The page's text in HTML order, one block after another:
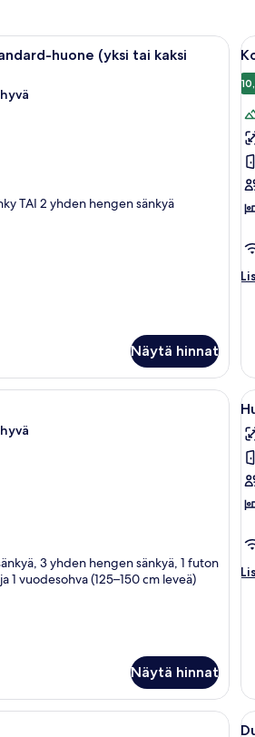
televisio. Makuuhuoneessa on sänky,
huone (yksi tai kaksi
TAI 2 yhden hengen sänkyä
Näytä hinnat
Ruokailutilassa on puinen pöytä,
3 yhden hengen sänkyä, 1 futon
1 vuodesohva (125–150 cm leveä)
Näytä hinnat